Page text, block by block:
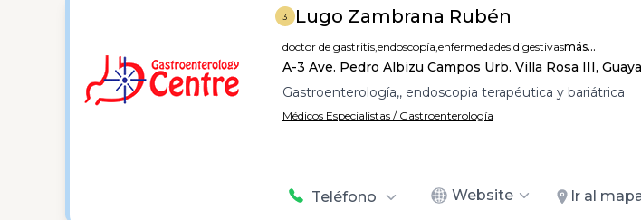
3 Lugo Zambrana Rubén
doctor de gastritis,endoscopía,enfermedades digestivasmás...
A-3 Ave. Pedro Albizu Campos Urb. Villa Rosa III,
Gastroenterología,, endoscopia terapéutica y bariátrica
Médicos Especialistas / Gastroenterología
Teléfono Website Ir al